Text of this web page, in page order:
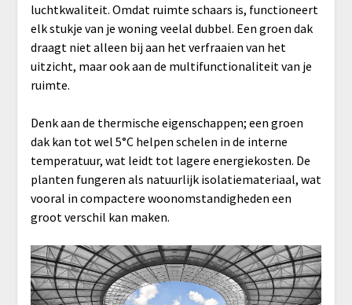
luchtkwaliteit. Omdat ruimte schaars is, functioneert
elk stukje van je woning veelal dubbel. Een groen dak
draagt niet alleen bij aan het verfraaien van het
uitzicht, maar ook aan de multifunctionaliteit van je
ruimte.
Denk aan de thermische eigenschappen; een groen
dak kan tot wel 5°C helpen schelen in de interne
temperatuur, wat leidt tot lagere energiekosten. De
planten fungeren als natuurlijk isolatiemateriaal, wat
vooral in compactere woonomstandigheden een
groot verschil kan maken.